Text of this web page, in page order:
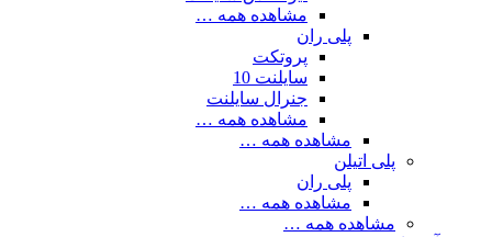
مشاهده همه …
پلی ران
پروتکت
سایلنت 10
جنرال سایلنت
مشاهده همه …
مشاهده همه …
پلی اتیلن
پلی ران
مشاهده همه …
مشاهده همه …